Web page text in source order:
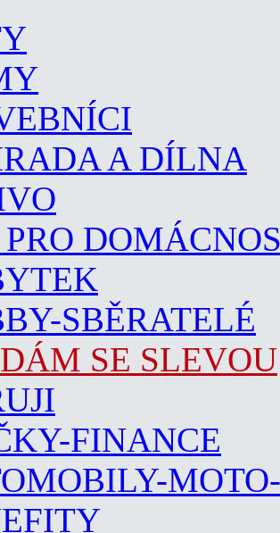
A DÍLNA
SBĚRATELÉ
SE SLEVOU
FINANCE